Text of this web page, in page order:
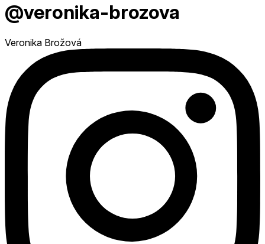
@veronika-brozova
Veronika Brožová